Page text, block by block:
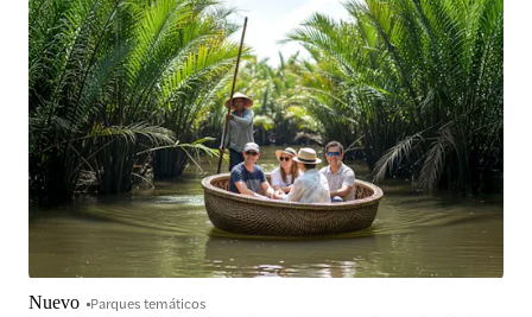
Nuevo Parques temáticos